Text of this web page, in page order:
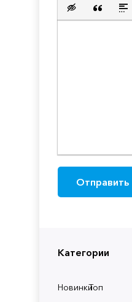
Категории
НовинкиТоп
Вставка
Отправить